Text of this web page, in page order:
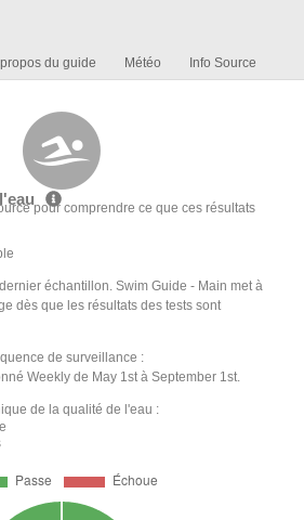
du guide Météo Info Source
pour comprendre ce que ces résultats
échantillon. Swim Guide - Main met à
dès que les résultats des tests sont
de surveillance :
Weekly de May 1st à September 1st.
de la qualité de l'eau :